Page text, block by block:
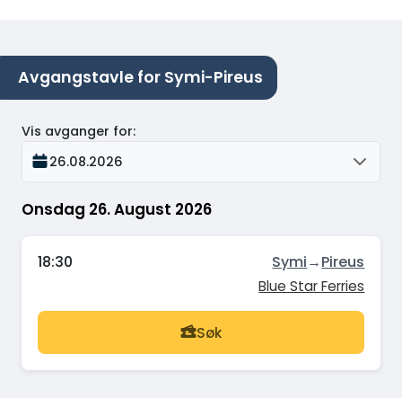
Avgangstavle for Symi-Pireus
Onsdag 26. August 2026
Vis avganger for:
26.08.2026
18:30 Symi→Pireus
Blue Star Ferries
Søk